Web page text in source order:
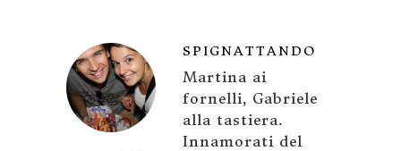
SPIGNATTANDO
Martina ai
fornelli, Gabriele
alla tastiera.
Innamorati del